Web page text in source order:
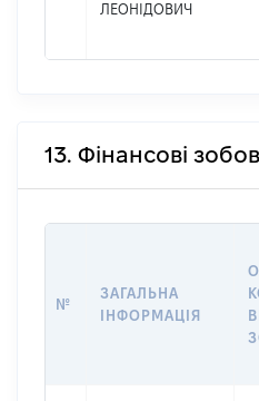
ЛЕОНІДОВИЧ
13. Фінансові
№
ЗАГАЛЬНА
ІНФОРМАЦІЯ